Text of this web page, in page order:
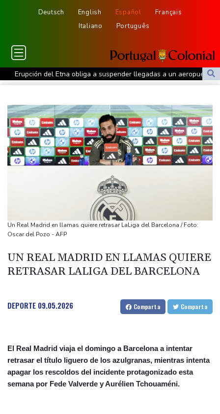
Deutsch English Español
Français
Italiano
Português
Erupción del Etna obliga a suspender llegadas a un aeropuerto
de Sicilia
dron en su territorio
Muere el padre de Lionel Messi a los 68 años, el hombre detrás
del ídolo mundial
Una niña herida muere y eleva a ocho los fallecidos por el
París obliga a usuarios de patinetas eléctricas a llevar casco
ante aumento de lesiones
Muere el padre de Lionel Messi a los 68 años
Apple y OpenAI escalan su batalla legal por robo de secretos
Ucrania se despide de un voluntario que dedicó su vida a
rescatar a los muertos
los muertos
Un Real Madrid en llamas quiere retrasar LaLiga del Barcelona / Foto:
Oscar del Pozo - AFP
UN REAL MADRID EN LLAMAS QUIERE
RETRASAR LALIGA DEL BARCELONA
DEPORTE 09.05.2026 Comparta Comparta
El Real Madrid viaja el domingo a Barcelona a intentar
retrasar el título liguero de los azulgranas, mientras intenta
apagar los rescoldos del incidente protagonizado esta
semana por Fede Valverde y Aurélien Tchouaméni.